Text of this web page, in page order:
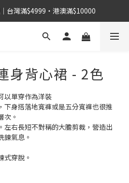
台灣滿$4999・港澳滿$10000
身背心裙 - 2色
以單穿作為洋裝
下身搭落地寬褲或是五分寬褲也很推
次。
左右長短不對稱的大膽剪裁，營造出
鍊氣息。
式穿脫。